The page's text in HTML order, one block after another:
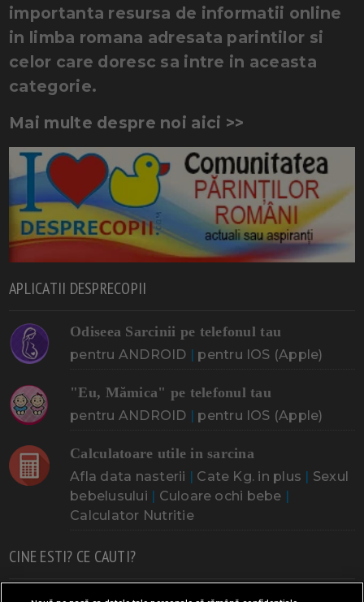
importanta resursa de informatii online
in limba romana adresata parintilor si
celor care doresc sa intre in aceasta
categorie.
Mai multe despre noi aici >>
APLICATII DESPRECOPII
Odiseea Sarcinii pe telefonul tau
pentru ANDROID | pentru IOS (Apple)
"Eu, Mămica" pe telefonul tau
pentru ANDROID | pentru IOS (Apple)
Calculatoare utile in sarcina
Afla data nasterii | Cate Kg. in plus | Sexul
bebelusului | Culoare ochi bebe |
Calculator Nutritie
CINE ESTI? CE CAUTI?